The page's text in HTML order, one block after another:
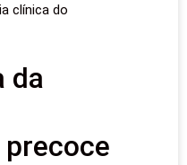
clínica do
da